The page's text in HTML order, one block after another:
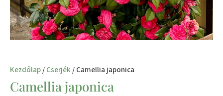
Kezdőlap/Cserjék/ Camellia japonica
Camellia japonica